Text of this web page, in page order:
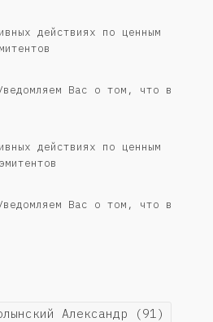
действиях по ценным
Вас о том, что в
действиях по ценным
Вас о том, что в
Александр (91)